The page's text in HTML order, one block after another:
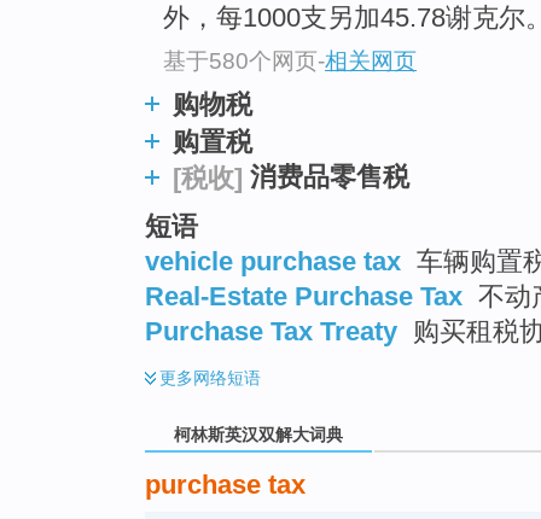
外，每1000支另加45.78谢克尔
基于580个网页-相关网页
购物税
购置税
[税收] 消费品零售税
短语
vehicle purchase tax 车辆购置
Real-Estate Purchase Tax 不动
Purchase Tax Treaty 购买租税
更多网络短语
柯林斯英汉双解大词典
purchase tax